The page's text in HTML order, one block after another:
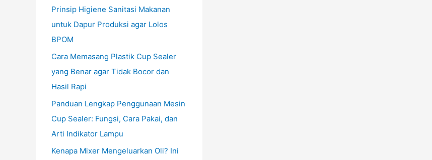
Prinsip Higiene Sanitasi Makanan
untuk Dapur Produksi agar Lolos
BPOM
Cara Memasang Plastik Cup Sealer
yang Benar agar Tidak Bocor dan
Hasil Rapi
Panduan Lengkap Penggunaan Mesin
Cup Sealer: Fungsi, Cara Pakai, dan
Arti Indikator Lampu
Kenapa Mixer Mengeluarkan Oli? Ini